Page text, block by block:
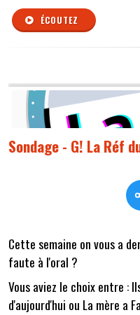
ÉCOUTEZ
Sondage - G! La Réf
Cette semaine on vous a
faute à l'oral ?
Vous aviez le choix entre :
d'aujourd'hui ou La mère a